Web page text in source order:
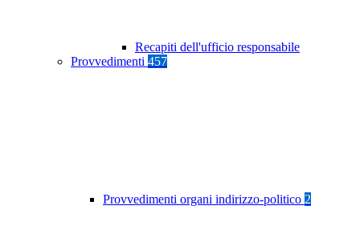
Recapiti dell'ufficio responsabile
Provvedimenti 457
Provvedimenti organi indirizzo-politico 2